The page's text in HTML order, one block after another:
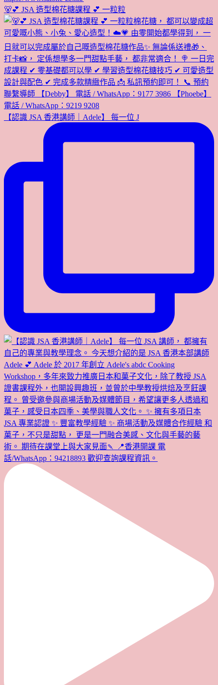
🐻💕 JSA 造型棉花糖課程 💕 一粒粒
【認識 JSA 香港講師｜Adele】 每一位 J